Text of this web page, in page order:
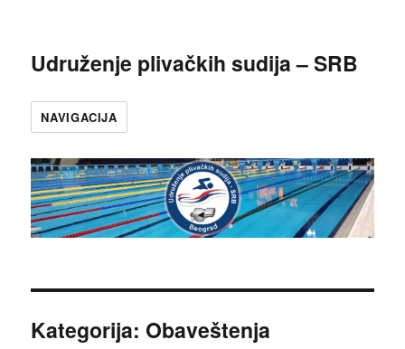
Udruženje plivačkih sudija – SRB
NAVIGACIJA
Kategorija: Obaveštenja